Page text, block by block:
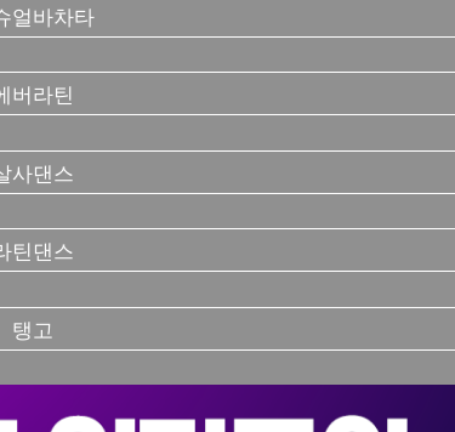
얼바차타
버라틴
사댄스
틴댄스
탱고